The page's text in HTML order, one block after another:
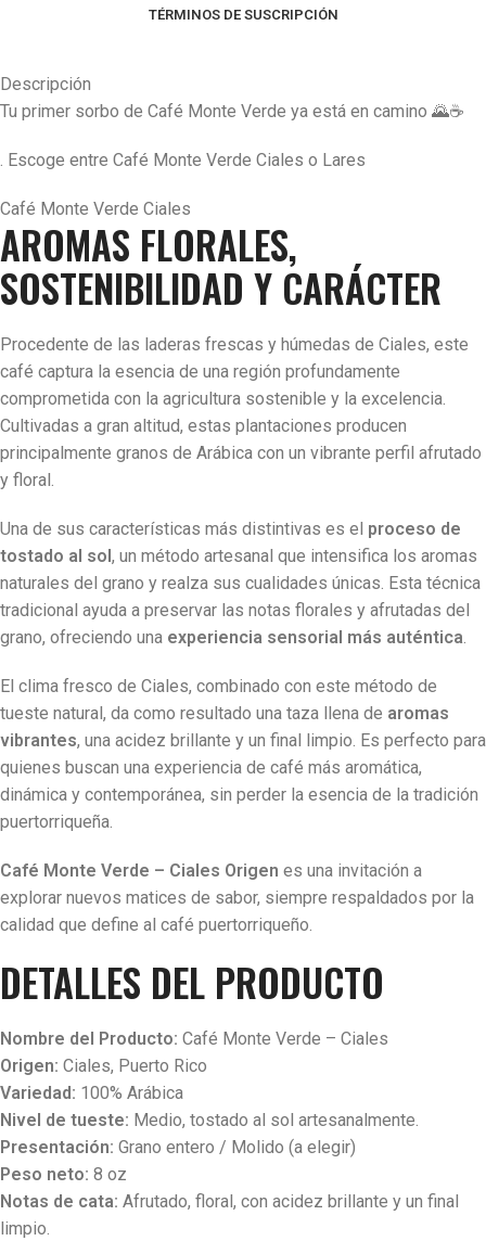
TÉRMINOS DE SUSCRIPCIÓN
Descripción
Tu primer sorbo de Café Monte Verde ya está en camino 🌄☕
. Escoge entre Café Monte Verde Ciales o Lares
Café Monte Verde Ciales
AROMAS FLORALES,
SOSTENIBILIDAD Y CARÁCTER
Procedente de las laderas frescas y húmedas de Ciales, este
café captura la esencia de una región profundamente
comprometida con la agricultura sostenible y la excelencia.
Cultivadas a gran altitud, estas plantaciones producen
principalmente granos de Arábica con un vibrante perfil afrutado
y floral.
Una de sus características más distintivas es el proceso de
tostado al sol , un método artesanal que intensifica los aromas
naturales del grano y realza sus cualidades únicas. Esta técnica
tradicional ayuda a preservar las notas florales y afrutadas del
grano, ofreciendo una experiencia sensorial más auténtica.
El clima fresco de Ciales, combinado con este método de
tueste natural, da como resultado una taza llena de aromas
vibrantes, una acidez brillante y un final limpio. Es perfecto para
quienes buscan una experiencia de café más aromática,
dinámica y contemporánea, sin perder la esencia de la tradición
puertorriqueña.
Café Monte Verde – Ciales Origen es una invitación a
explorar nuevos matices de sabor, siempre respaldados por la
calidad que define al café puertorriqueño.
DETALLES DEL PRODUCTO
Nombre del Producto: Café Monte Verde – Ciales
Origen: Ciales, Puerto Rico
Variedad: 100% Arábica
Nivel de tueste: Medio, tostado al sol artesanalmente.
Presentación: Grano entero / Molido (a elegir)
Peso neto: 8 oz
Notas de cata: Afrutado, floral, con acidez brillante y un final
limpio.